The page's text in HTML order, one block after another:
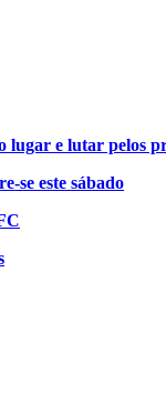
lugar e lutar pelos
se este sábado